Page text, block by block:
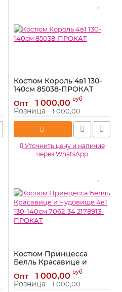
Костюм Король 4в1 130-
140см 85038-ПРОКАТ
Артикул: 85038-ПРОКАТ
Опт 1 000,00 руб
Розница 1 000,00
Уточнить цену и наличие
через WhatsApp
Костюм Принцесса
Белль Красавице и
Чудовище 4в1 130-140см
7062-34 2178913-ПРОКАТ
Артикул: 2178913-ПРОКАТ
Опт 1 000,00 руб
Розница 1 000,00